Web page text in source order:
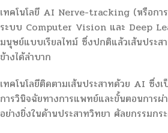
เทคโนโลยี AI Nerve-tracking (หรือกา
ระบบ Computer Vision และ Deep
มนุษย์แบบเรียลไทม์ ซึ่งปกติแล้วเส้นประส
ข้างได้ลำบาก
เทคโนโลยีติดตามเส้นประสาทด้วย AI ซึ่
การวินิจฉัยทางการแพทย์และขั้นตอนการผ่
อย่างยิ่งในด้านประสาทวิทยา ศัลยกรรมก